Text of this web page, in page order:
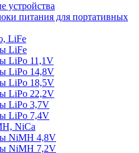
устройства
питания для портативных
LiFe
LiFe
LiPo 11,1V
LiPo 14,8V
LiPo 18,5V
LiPo 22,2V
LiPo 3,7V
LiPo 7,4V
NiCa
NiMH 4,8V
NiMH 7,2V